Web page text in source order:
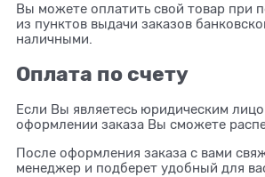
Вы можете оплатить свой товар при
из пунктов выдачи заказов
наличными.
Оплата по счету
Если Вы являетесь юридическим
оформлении заказа Вы сможете
После оформления заказа с вами
менеджер и подберет удобный для